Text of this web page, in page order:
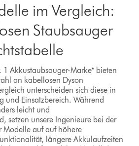
im Vergleich:
Staubsauger
1 Akkustaubsauger-Marke* bieten
an kabellosen Dyson
unterscheiden sich diese in
und Einsatzbereich. Während
leicht und
setzen unsere Ingenieure bei der
Modelle auf auf höhere
längere Akkulaufzeiten